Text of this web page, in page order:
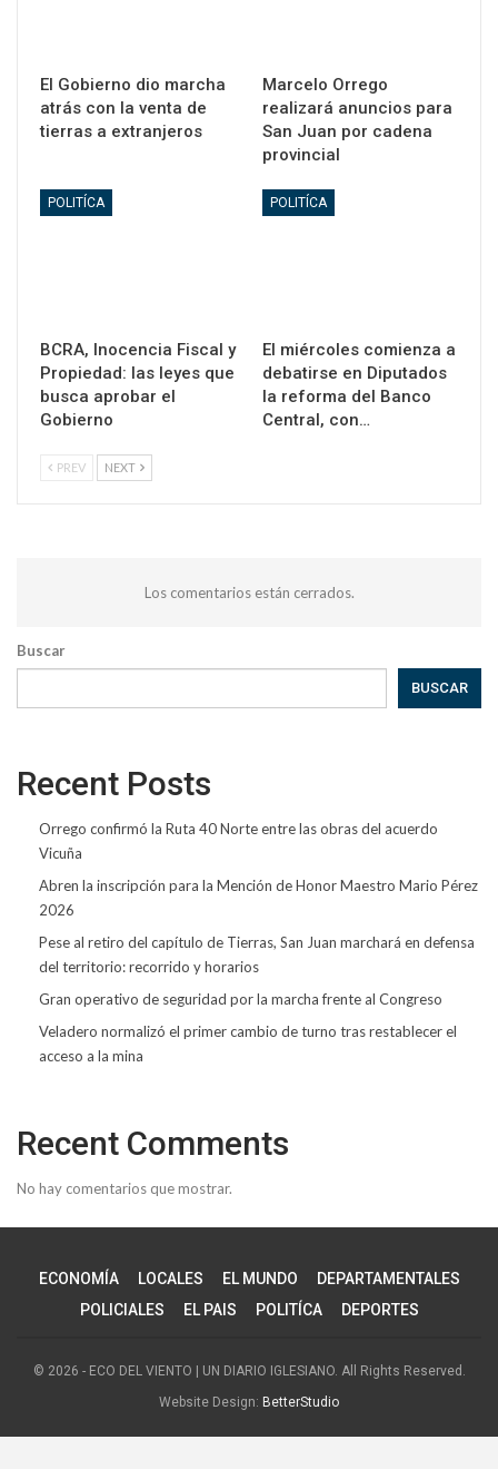
El Gobierno dio marcha
atrás con la venta de
tierras a extranjeros
Marcelo Orrego
realizará anuncios para
San Juan por cadena
provincial
POLITÍCA
BCRA, Inocencia Fiscal y
Propiedad: las leyes que
busca aprobar el
Gobierno
POLITÍCA
El miércoles comienza a
debatirse en Diputados
la reforma del Banco
Central, con…
PREV NEXT
Los comentarios están cerrados.
Buscar
BUSCAR
Recent Posts
Orrego confirmó la Ruta 40 Norte entre las obras del acuerdo
Vicuña
Abren la inscripción para la Mención de Honor Maestro Mario Pérez
2026
Pese al retiro del capítulo de Tierras, San Juan marchará en defensa
del territorio: recorrido y horarios
Gran operativo de seguridad por la marcha frente al Congreso
Veladero normalizó el primer cambio de turno tras restablecer el
acceso a la mina
Recent Comments
No hay comentarios que mostrar.
ECONOMÍA LOCALES EL MUNDO
DEPARTAMENTALES
POLICIALES
EL PAIS POLITÍCA DEPORTES
© 2026 - ECO DEL VIENTO | UN DIARIO IGLESIANO. All Rights Reserved.
Website Design: BetterStudio